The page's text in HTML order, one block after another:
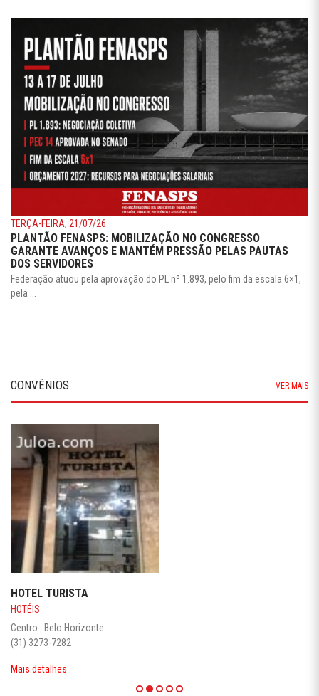
TERÇA-FEIRA, 21/07/26
PLANTÃO FENASPS: MOBILIZAÇÃO NO CONGRESSO
GARANTE AVANÇOS E MANTÉM PRESSÃO PELAS PAUTAS
DOS SERVIDORES
Federação atuou pela aprovação do PL nº 1.893, pelo fim da escala 6×1,
pela ...
CONVÊNIOS VER MAIS
HOTEL TURISTA
HOTÉIS
Centro . Belo Horizonte
(31) 3273-7282
Mais detalhes